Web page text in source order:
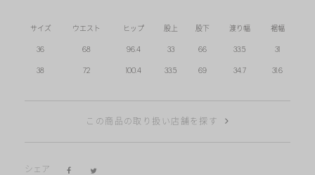
サイズ ウエスト ヒップ 股上 股下 渡り幅 裾幅
36 68 96.4 33 66 33.5 31
38 72 100.4 33.5 69 34.7 31.6
この商品の取り扱い店舗を探す
シェア